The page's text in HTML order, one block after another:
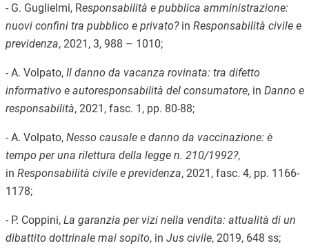
- G. Guglielmi, Responsabilità e pubblica amministrazione:
nuovi confini tra pubblico e privato? in Responsabilità civile e
previdenza, 2021, 3, 988 – 1010;
- A. Volpato, Il danno da vacanza rovinata: tra difetto
informativo e autoresponsabilità del consumatore, in Danno e
responsabilità, 2021, fasc. 1, pp. 80-88;
- A. Volpato, Nesso causale e danno da vaccinazione: è
tempo per una rilettura della legge n. 210/1992?,
in Responsabilità civile e previdenza, 2021, fasc. 4, pp. 1166-
1178;
- P. Coppini, La garanzia per vizi nella vendita: attualità di un
dibattito dottrinale mai sopito, in Jus civile, 2019, 648 ss;